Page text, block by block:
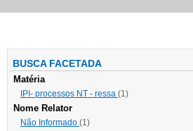
BUSCA FACETADA
Matéria
IPI- processos NT - ressa (1)
Nome Relator
Não Informado (1)